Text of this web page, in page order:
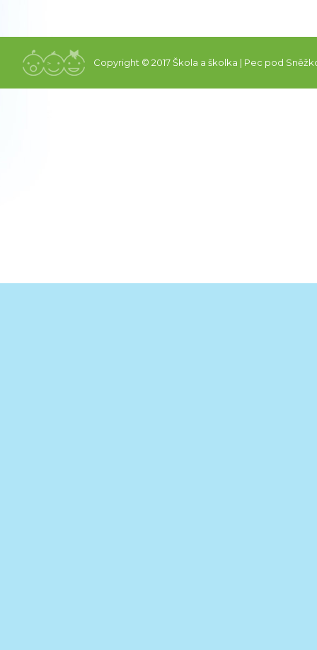
Copyright © 2017 Škola a školka | Pec pod